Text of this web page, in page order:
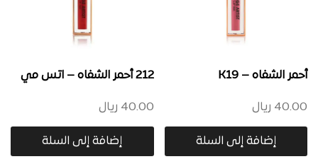
أحمر الشفاه – K19
40.00 ريال
إضافة إلى السلة
212 أحمر الشفاه – اتس مي
40.00 ريال
إضافة إلى السلة